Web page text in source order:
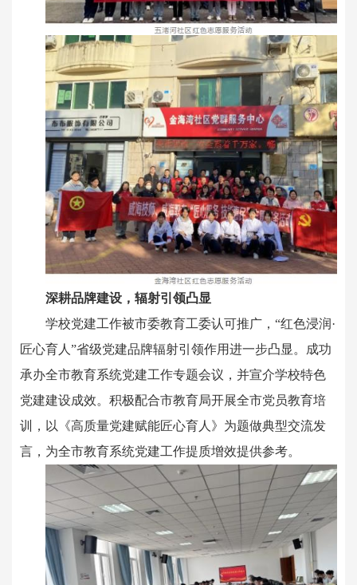
深耕品牌建设，辐射引领凸显
学校党建工作被市委教育工委认可推广，“红色浸润·
匠心育人”省级党建品牌辐射引领作用进一步凸显。成功
承办全市教育系统党建工作专题会议，并宣介学校特色
党建建设成效。积极配合市教育局开展全市党员教育培
训，以《高质量党建赋能匠心育人》为题做典型交流发
言，为全市教育系统党建工作提质增效提供参考。